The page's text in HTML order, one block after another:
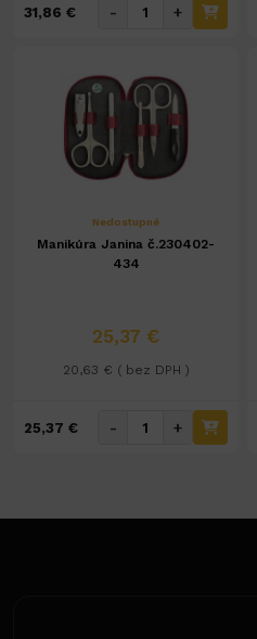
31,86 € - +
Nedostupné
Manikúra Janina č.230402-
434
25,37 €
20,63 € ( bez DPH )
25,37 € - +